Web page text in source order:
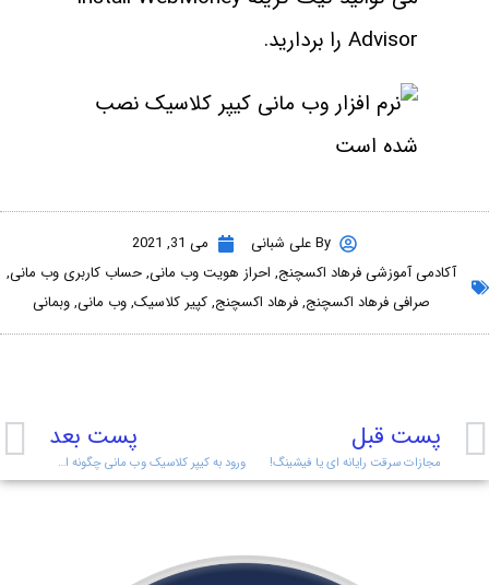
Advisor را بردارید.
Byعلی شبانی
می 31, 2021
آکادمی آموزشی فرهاد اکسچنج,احراز هویت وب مانی,حساب کاربری وب مانی,
صرافی فرهاد اکسچنج,فرهاد اکسچنج,کپیر کلاسیک,وب مانی,وبمانی
پست قبل
مجازات سرقت رایانه ای یا فیشینگ!
پست بعد
ورود به کیپر کلاسیک وب مانی چگونه است؟